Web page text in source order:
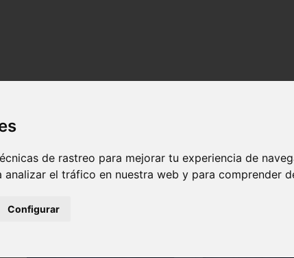
de rastreo para mejorar tu experiencia de
analizar el tráfico en nuestra web y para comprender
Configurar
Artículos actualizados y contenido de calidad en solojeep.es.